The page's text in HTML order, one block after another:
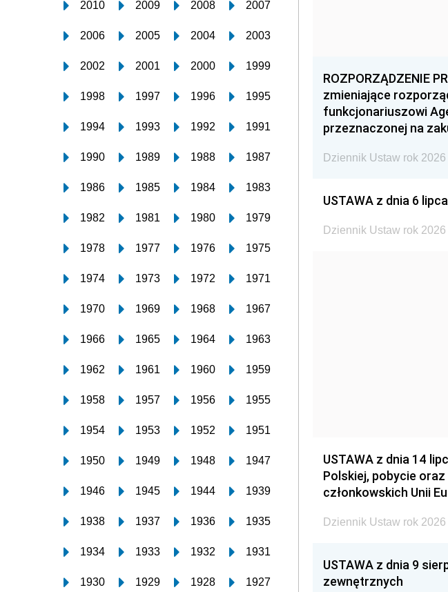
2010 2009 2008 2007
2006 2005 2004 2003
2002 2001 2000 1999
1998 1997 1996 1995
1994 1993 1992 1991
1990 1989 1988 1987
1986 1985 1984 1983
1982 1981 1980 1979
1978 1977 1976 1975
1974 1973 1972 1971
1970 1969 1968 1967
1966 1965 1964 1963
1962 1961 1960 1959
1958 1957 1956 1955
1954 1953 1952 1951
1950 1949 1948 1947
1946 1945 1944 1939
1938 1937 1936 1935
1934 1933 1932 1931
1930 1929 1928 1927
ROZPORZĄDZENIE
zmieniające
funkcjonariuszowi
przeznaczonej na
Dziennik Ustaw rok
USTAWA z dnia 6
Dziennik Ustaw rok
USTAWA z dnia 14
Polskiej, pobycie
członkowskich Unii
Dziennik Ustaw rok
USTAWA z dnia 9
zewnętrznych